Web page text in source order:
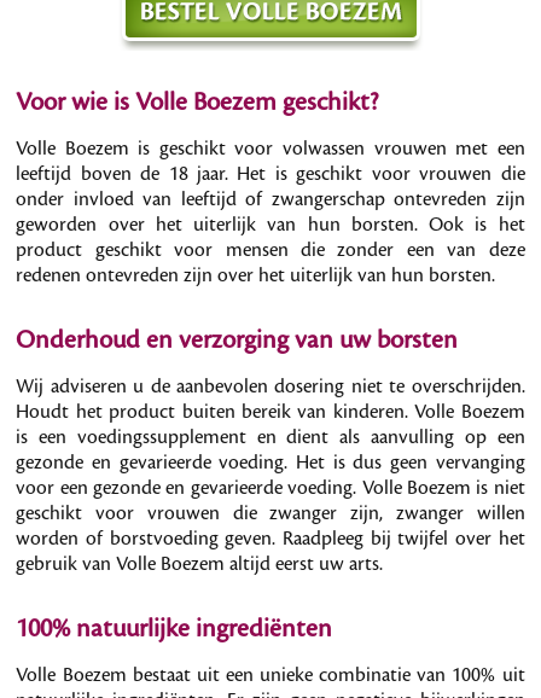
Voor wie is Volle Boezem geschikt?
Volle Boezem is geschikt voor volwassen vrouwen met een
leeftijd boven de 18 jaar. Het is geschikt voor vrouwen die
onder invloed van leeftijd of zwangerschap ontevreden zijn
geworden over het uiterlijk van hun borsten. Ook is het
product geschikt voor mensen die zonder een van deze
redenen ontevreden zijn over het uiterlijk van hun borsten.
Onderhoud en verzorging van uw borsten
Wij adviseren u de aanbevolen dosering niet te overschrijden.
Houdt het product buiten bereik van kinderen. Volle Boezem
is een voedingssupplement en dient als aanvulling op een
gezonde en gevarieerde voeding. Het is dus geen vervanging
voor een gezonde en gevarieerde voeding. Volle Boezem is niet
geschikt voor vrouwen die zwanger zijn, zwanger willen
worden of borstvoeding geven. Raadpleeg bij twijfel over het
gebruik van Volle Boezem altijd eerst uw arts.
100% natuurlijke ingrediënten
Volle Boezem bestaat uit een unieke combinatie van 100% uit